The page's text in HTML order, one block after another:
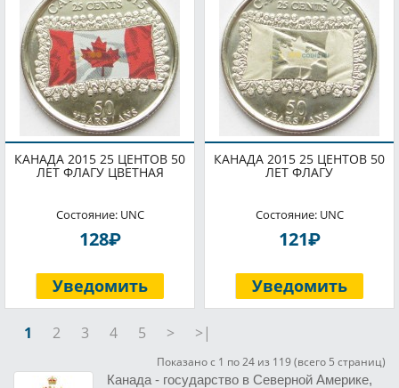
КАНАДА 2015 25 ЦЕНТОВ 50
ЛЕТ ФЛАГУ ЦВЕТНАЯ
Состояние: UNC
128P
Уведомить
КАНАДА 2015 25 ЦЕНТОВ 50
ЛЕТ ФЛАГУ
Состояние: UNC
121P
Уведомить
1 2 3 4 5 > >|
Показано с 1 по 24 из 119 (всего 5 страниц)
Канада - государство в Северной Америке,